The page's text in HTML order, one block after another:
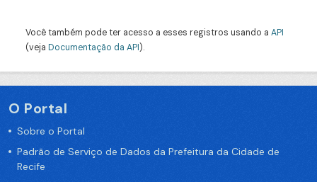
Você também pode ter acesso a esses registros usando a API
(veja Documentação da API).
O Portal
Sobre o Portal
Padrão de Serviço de Dados da Prefeitura da Cidade de
Recife